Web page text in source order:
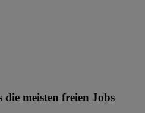
die meisten freien Jobs